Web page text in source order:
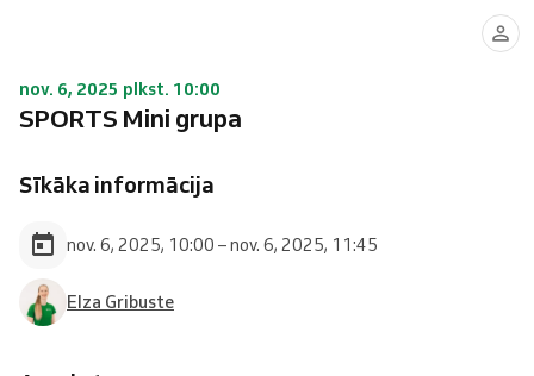
nov. 6, 2025 plkst. 10:00
SPORTS Mini grupa
Sīkāka informācija
nov. 6, 2025, 10:00 – nov. 6, 2025, 11:45
Elza Gribuste